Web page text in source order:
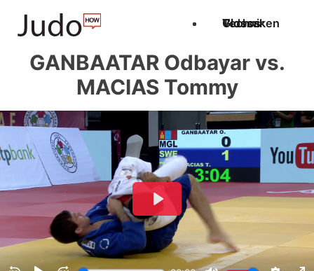
Techniken
Videos
Glossar
GANBAATAR Odbayar vs.
MACIAS Tommy